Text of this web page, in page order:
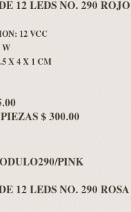
12 LEDS NO. 290 ROJO
12 VCC
W
X 4 X 1 CM
$ 300.00
PINK
12 LEDS NO. 290 ROSA